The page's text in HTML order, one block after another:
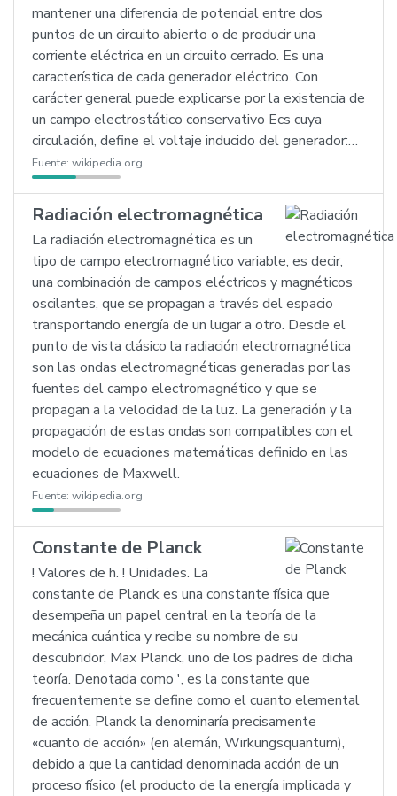
mantener una diferencia de potencial entre dos
puntos de un circuito abierto o de producir una
corriente eléctrica en un circuito cerrado. Es una
característica de cada generador eléctrico. Con
carácter general puede explicarse por la existencia de
un campo electrostático conservativo Ecs cuya
circulación, define el voltaje inducido del generador:…
Fuente: wikipedia.org
Radiación electromagnética
La radiación electromagnética es un
tipo de campo electromagnético variable, es decir,
una combinación de campos eléctricos y magnéticos
oscilantes, que se propagan a través del espacio
transportando energía de un lugar a otro. Desde el
punto de vista clásico la radiación electromagnética
son las ondas electromagnéticas generadas por las
fuentes del campo electromagnético y que se
propagan a la velocidad de la luz. La generación y la
propagación de estas ondas son compatibles con el
modelo de ecuaciones matemáticas definido en las
ecuaciones de Maxwell.
Fuente: wikipedia.org
Constante de Planck
! Valores de h. ! Unidades. La
constante de Planck es una constante física que
desempeña un papel central en la teoría de la
mecánica cuántica y recibe su nombre de su
descubridor, Max Planck, uno de los padres de dicha
teoría. Denotada como ', es la constante que
frecuentemente se define como el cuanto elemental
de acción. Planck la denominaría precisamente
«cuanto de acción» (en alemán, Wirkungsquantum),
debido a que la cantidad denominada acción de un
proceso físico (el producto de la energía implicada y